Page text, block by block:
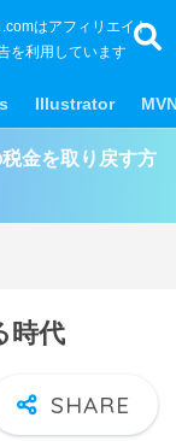
はアフィリエイト
を利用しています
Illustrator
金を取り戻す方
時代